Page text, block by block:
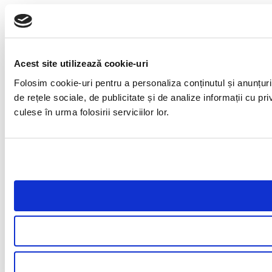
Acest site utilizează cookie-uri
Folosim cookie-uri pentru a personaliza conținutul și
de rețele sociale, de publicitate și de analize informații cu
culese în urma folosirii serviciilor lor.